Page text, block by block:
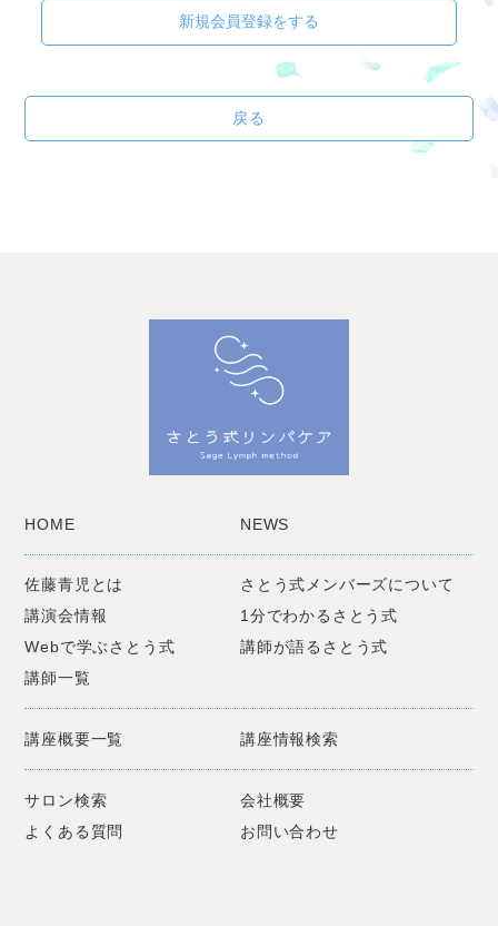
新規会員登録をする
戻る
HOME NEWS
佐藤青児とは
さとう式メンバーズについて
講演会情報
1分でわかるさとう式
Webで学ぶさとう式
講師が語るさとう式
講師一覧
講座概要一覧 講座情報検索
サロン検索
会社概要
よくある質問
お問い合わせ